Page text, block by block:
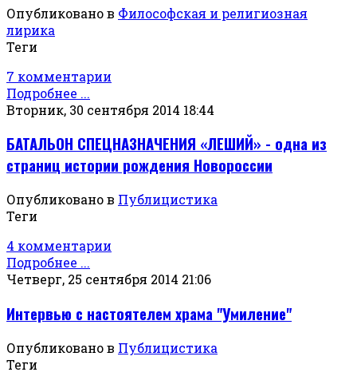
Опубликовано в Философская и религиозная
лирика
Теги
7 комментарии
Подробнее ...
Вторник, 30 сентября 2014 18:44
БАТАЛЬОН СПЕЦНАЗНАЧЕНИЯ «ЛЕШИЙ» - одна из
страниц истории рождения Новороссии
Опубликовано в Публицистика
Теги
4 комментарии
Подробнее ...
Четверг, 25 сентября 2014 21:06
Интервью с настоятелем храма "Умиление"
Опубликовано в Публицистика
Теги